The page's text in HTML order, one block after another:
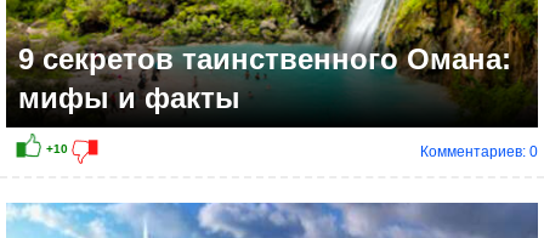
9 секретов таинственного Омана:
мифы и факты
Комментариев: 0